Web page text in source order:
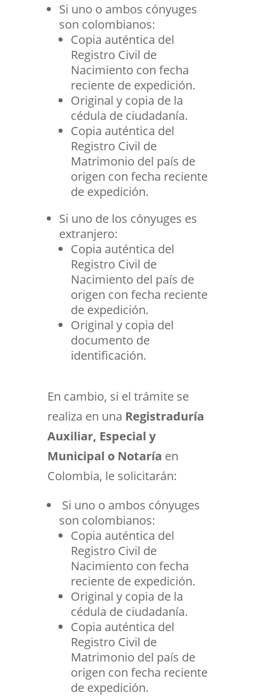
Si uno o ambos cónyuges
son colombianos:
Copia auténtica del
Registro Civil de
Nacimiento con fecha
reciente de expedición.
Original y copia de la
cédula de ciudadanía.
Copia auténtica del
Registro Civil de
Matrimonio del país de
origen con fecha reciente
de expedición.
Si uno de los cónyuges es
extranjero:
Copia auténtica del
Registro Civil de
Nacimiento del país de
origen con fecha reciente
de expedición.
Original y copia del
documento de
identificación.
En cambio, si el trámite se
realiza en una Registraduría
Auxiliar, Especial y
Municipal o Notaría en
Colombia, le solicitarán:
Si uno o ambos cónyuges
son colombianos:
Copia auténtica del
Registro Civil de
Nacimiento con fecha
reciente de expedición.
Original y copia de la
cédula de ciudadanía.
Copia auténtica del
Registro Civil de
Matrimonio del país de
origen con fecha reciente
de expedición.